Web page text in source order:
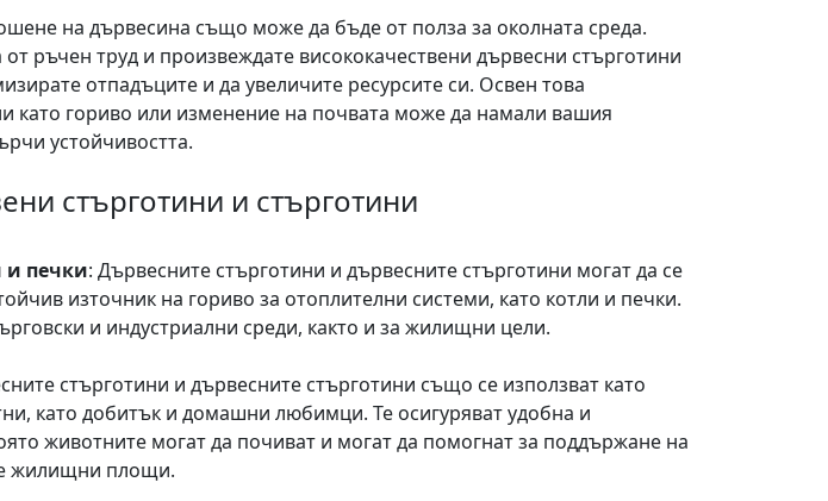
на дървесина също може да бъде от полза за околната среда.
ръчен труд и произвеждате висококачествени дървесни стърготини
отпадъците и да увеличите ресурсите си. Освен това
като гориво или изменение на почвата може да намали вашия
устойчивостта.
стърготини и стърготини
и печки: Дървесните стърготини и дървесните стърготини могат да се
източник на гориво за отоплителни системи, като котли и печки.
и индустриални среди, както и за жилищни цели.
стърготини и дървесните стърготини също се използват като
като добитък и домашни любимци. Те осигуряват удобна и
животните могат да почиват и могат да помогнат за поддържане на
жилищни площи.